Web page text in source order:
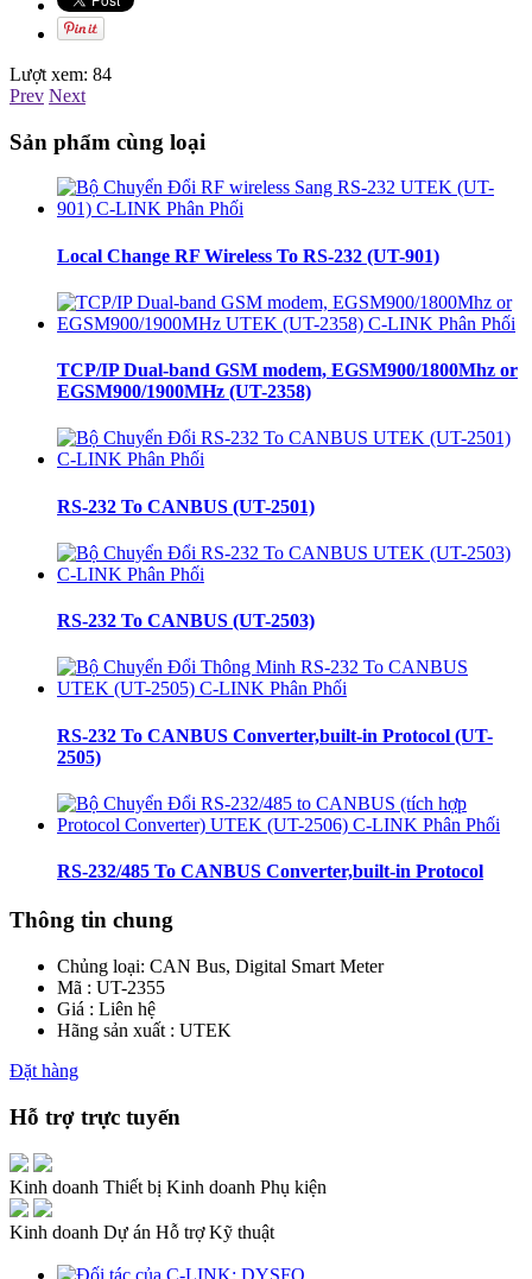
Lượt xem: 84
Prev Next
Sản phẩm cùng loại
Local Change RF Wireless To RS-232 (UT-901)
TCP/IP Dual-band GSM modem, EGSM900/1800Mhz or
EGSM900/1900MHz (UT-2358)
RS-232 To CANBUS (UT-2501)
RS-232 To CANBUS (UT-2503)
RS-232 To CANBUS Converter,built-in Protocol (UT-
2505)
RS-232/485 To CANBUS Converter,built-in Protocol
Thông tin chung
Chủng loại: CAN Bus, Digital Smart Meter
Mã : UT-2355
Giá : Liên hệ
Hãng sản xuất : UTEK
Đặt hàng
Hỗ trợ trực tuyến
Kinh doanh Thiết bị Kinh doanh Phụ kiện
Kinh doanh Dự án Hỗ trợ Kỹ thuật